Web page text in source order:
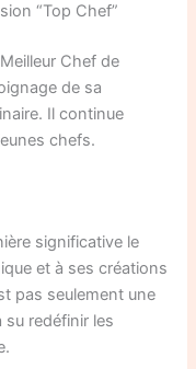
“Top Chef”
Chef de
de sa
Il continue
chefs.
significative le
et à ses créations
pas seulement une
su redéfinir les